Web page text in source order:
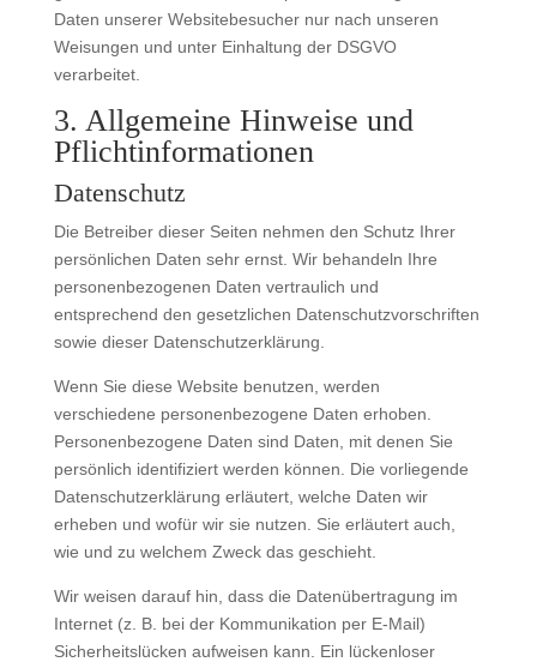
Daten unserer Websitebesucher nur nach unseren
Weisungen und unter Einhaltung der DSGVO
verarbeitet.
3. Allgemeine Hinweise und
Pflicht­informationen
Datenschutz
Die Betreiber dieser Seiten nehmen den Schutz Ihrer
persönlichen Daten sehr ernst. Wir behandeln Ihre
personenbezogenen Daten vertraulich und
entsprechend den gesetzlichen Datenschutzvorschriften
sowie dieser Datenschutzerklärung.
Wenn Sie diese Website benutzen, werden
verschiedene personenbezogene Daten erhoben.
Personenbezogene Daten sind Daten, mit denen Sie
persönlich identifiziert werden können. Die vorliegende
Datenschutzerklärung erläutert, welche Daten wir
erheben und wofür wir sie nutzen. Sie erläutert auch,
wie und zu welchem Zweck das geschieht.
Wir weisen darauf hin, dass die Datenübertragung im
Internet (z. B. bei der Kommunikation per E-Mail)
Sicherheitslücken aufweisen kann. Ein lückenloser